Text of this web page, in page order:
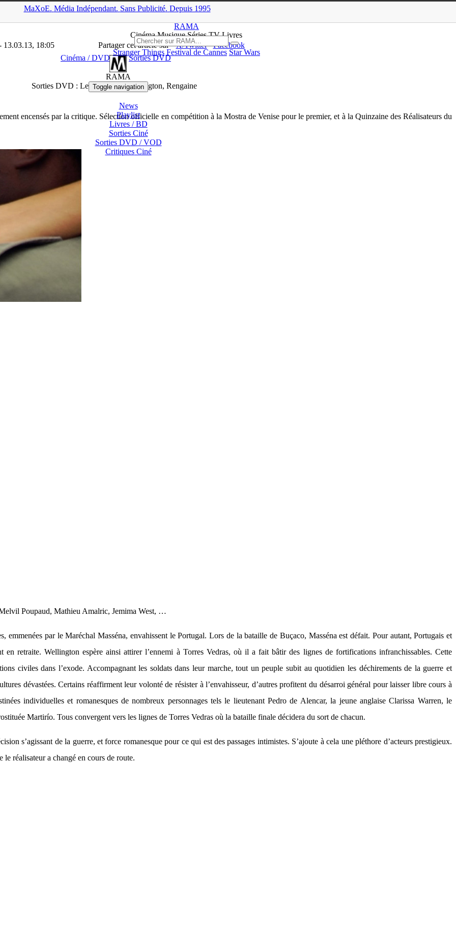
MaXoE. Média Indépendant. Sans Publicité. Depuis 1995
RAMA
CinémaMusique SériesTVLivres
Stranger Things Festival de Cannes Star Wars
RAMA
Toggle navigation
News
Playlist
Livres / BD
Sorties Ciné
Sorties DVD / VOD
CritiquesCiné
▲
13.03.13, 18:05 Partager cet article sur X/Twitter
Facebook
Cinéma / DVD
Sorties DVD
Sorties DVD : Les Lignes de Wellington, Rengaine
encensés par la critique. Sélection officielle en compétition à la Mostra de Venise pour le premier, et à la Quinzaine des Réalisateurs du
Poupaud, Mathieu Amalric, Jemima West, …
emmenées par le Maréchal Masséna, envahissent le Portugal. Lors de la bataille de Buçaco, Masséna est défait. Pour autant, Portugais et
en retraite. Wellington espère ainsi attirer l’ennemi à Torres Vedras, où il a fait bâtir des lignes de fortifications infranchissables. Cette
civiles dans l’exode. Accompagnant les soldats dans leur marche, tout un peuple subit au quotidien les déchirements de la guerre et
dévastées. Certains réaffirment leur volonté de résister à l’envahisseur, d’autres profitent du désarroi général pour laisser libre cours à
individuelles et romanesques de nombreux personnages tels le lieutenant Pedro de Alencar, la jeune anglaise Clarissa Warren, le
Martirío. Tous convergent vers les lignes de Torres Vedras où la bataille finale décidera du sort de chacun.
s’agissant de la guerre, et force romanesque pour ce qui est des passages intimistes. S’ajoute à cela une pléthore d’acteurs prestigieux.
réalisateur a changé en cours de route.